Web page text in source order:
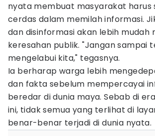
nyata membuat masyarakat harus
cerdas dalam memilah informasi.
dan disinformasi akan lebih mudah
keresahan publik. "Jangan sampai
mengelabui kita," tegasnya.
Ia berharap warga lebih
dan fakta sebelum mempercayai
beredar di dunia maya. Sebab di
ini, tidak semua yang terlihat di
benar-benar terjadi di dunia nyata.